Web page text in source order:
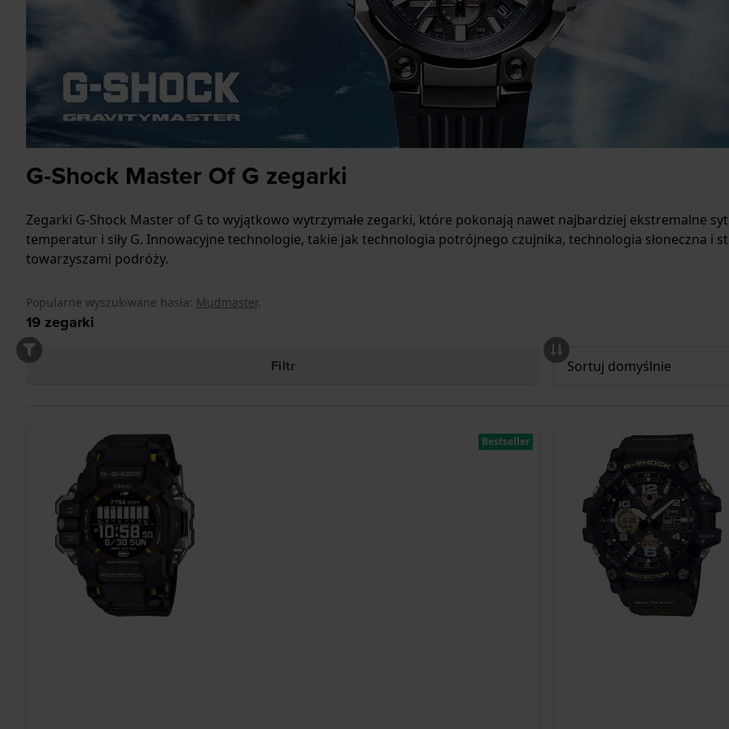
G-Shock Master Of G zegarki
Zegarki G-Shock Master of G to wyjątkowo wytrzymałe zegarki, które pokonają nawet najbardziej ekstremalne
temperatur i siły G. Innowacyjne technologie, takie jak technologia potrójnego czujnika, technologia słoneczna i
towarzyszami podróży.
Popularne wyszukiwane hasła: Mudmaster.
19 zegarki
Filtr
Bestseller